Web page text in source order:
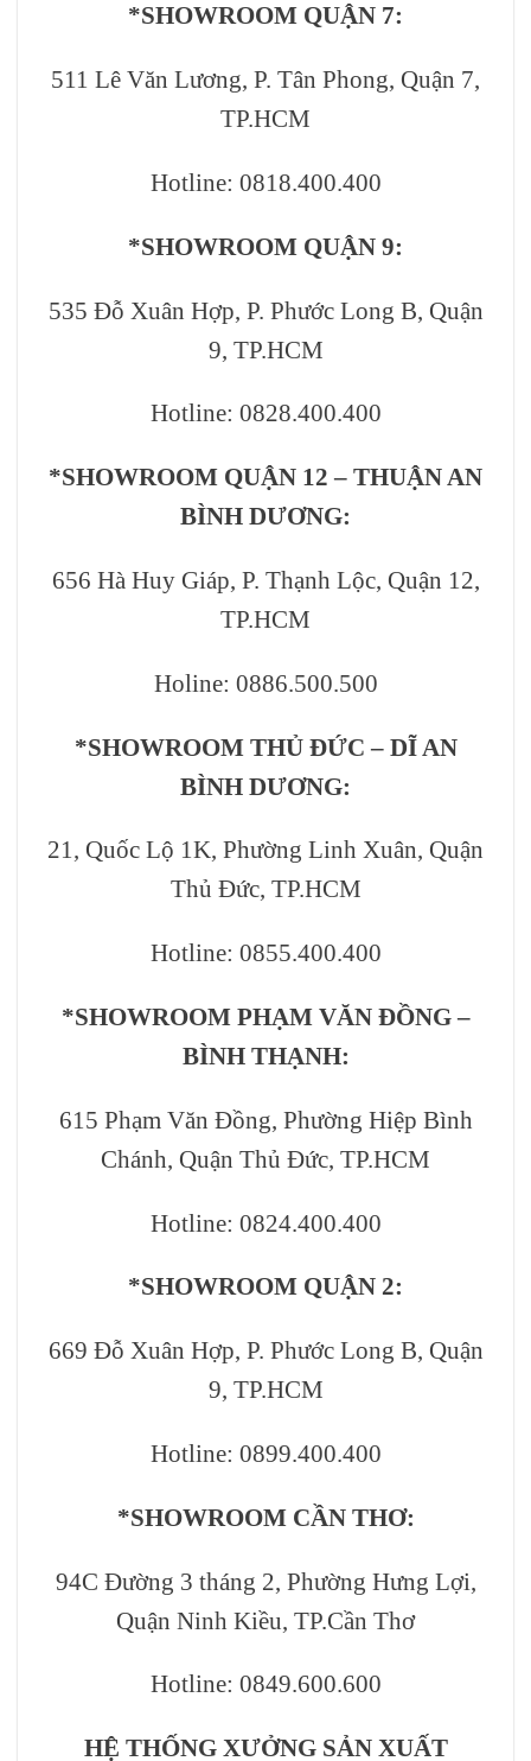
*SHOWROOM QUẬN 7:
511 Lê Văn Lương, P. Tân Phong, Quận 7,
TP.HCM
Hotline: 0818.400.400
*SHOWROOM QUẬN 9:
535 Đỗ Xuân Hợp, P. Phước Long B, Quận
9, TP.HCM
Hotline: 0828.400.400
*SHOWROOM QUẬN 12 – THUẬN AN
BÌNH DƯƠNG:
656 Hà Huy Giáp, P. Thạnh Lộc, Quận 12,
TP.HCM
Holine: 0886.500.500
*SHOWROOM THỦ ĐỨC – DĨ AN
BÌNH DƯƠNG:
21, Quốc Lộ 1K, Phường Linh Xuân, Quận
Thủ Đức, TP.HCM
Hotline: 0855.400.400
*SHOWROOM PHẠM VĂN ĐỒNG –
BÌNH THẠNH:
615 Phạm Văn Đồng, Phường Hiệp Bình
Chánh, Quận Thủ Đức, TP.HCM
Hotline: 0824.400.400
*SHOWROOM QUẬN 2:
669 Đỗ Xuân Hợp, P. Phước Long B, Quận
9, TP.HCM
Hotline: 0899.400.400
*SHOWROOM CẦN THƠ:
94C Đường 3 tháng 2, Phường Hưng Lợi,
Quận Ninh Kiều, TP.Cần Thơ
Hotline: 0849.600.600
HỆ THỐNG XƯỞNG SẢN XUẤT